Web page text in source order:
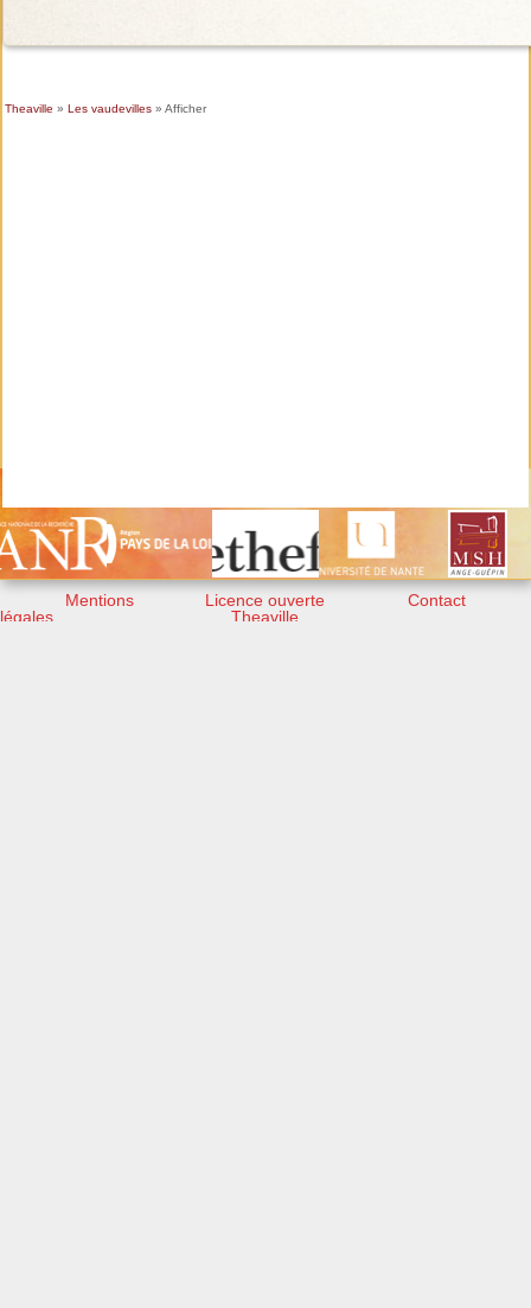
Theaville » Les vaudevilles» Afficher
Mentions
légales
Licence ouverte
Theaville
Contact